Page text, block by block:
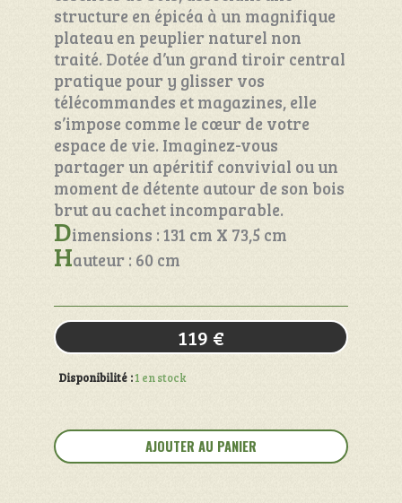
structure en épicéa à un magnifique
plateau en peuplier naturel non
traité. Dotée d’un grand tiroir central
pratique pour y glisser vos
télécommandes et magazines, elle
s’impose comme le cœur de votre
espace de vie. Imaginez-vous
partager un apéritif convivial ou un
moment de détente autour de son bois
brut au cachet incomparable.
Dimensions : 131 cm X 73,5 cm
Hauteur : 60 cm
119 €
Disponibilité :1 en stock
de
Table
AJOUTER AU PANIER